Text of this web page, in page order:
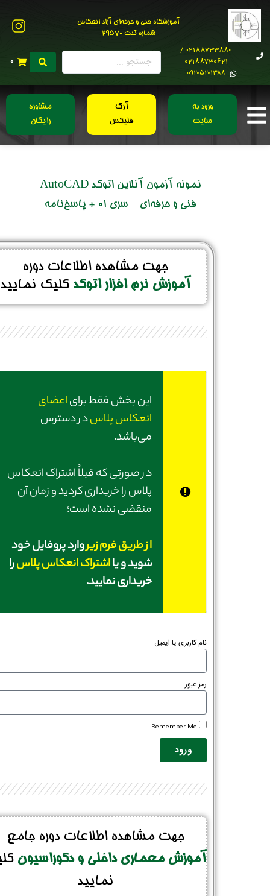
آموزشگاه فنی و حرفه‌ای آزاد انعکاس
شماره ثبت 29570
02188733880 /
02188730621
0۹۲۰۵۲۰۱۳۸۸
0
ورود به
سایت
آرک
فلیکس
مشاوره
رایگان
نمونه آزمون آنلاین اتوکد AutoCAD
فنی و حرفه‌ای – سری 01 + پاسخ‌نامه
جهت مشاهده اطلاعات دوره
آموزش نرم افزار اتوکد کلیک نمایید
این بخش فقط برایاعضای
انعکاس پلاسدر دسترس
می‌باشد.
در صورتی‌ که قبلاً اشتراک انعکاس
پلاس را خریداری کردید و زمان آن
منقضی نشده است؛
از طریق فرم زیروارد پروفایل خود
شوید و یااشتراک انعکاس پلاسرا
خریداری نمایید.
نام کاربری یا ایمیل
رمز عبور
Remember Me
ورود
جهت مشاهده اطلاعات دوره جامع
آموزش معماری داخلی و دکوراسیون
نمایید
نام و نام خانوادگی : *
تلفن همراه :